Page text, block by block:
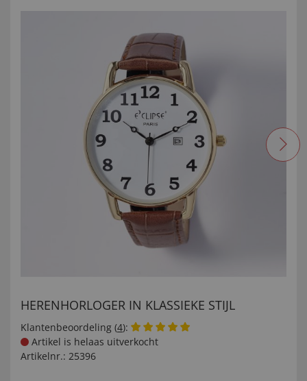
HERENHORLOGER IN KLASSIEKE STIJL
Klantenbeoordeling (4):
Artikel is helaas uitverkocht
Artikelnr.: 25396